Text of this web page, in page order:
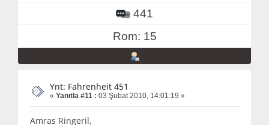
441
Rom: 15
Ynt: Fahrenheit 451
« Yanıtla #11 : 03 Şubat 2010, 14:01:19 »
Amras Ringeril,